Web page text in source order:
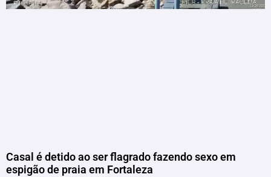
Casal é detido ao ser flagrado fazendo sexo em
espigão de praia em Fortaleza